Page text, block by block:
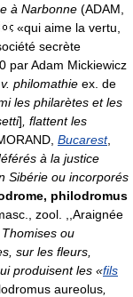
à Narbonne (ADAM,
«qui aime la vertu,
secrète
par Adam Mickiewicz
philomathie ex. de
les philarètes et les
] , flattent les
Bucarest,
à la justice
Sibérie ou incorporés
philodromus
zool. ,,Araignée
ou
sur les fleurs,
produisent les «fils
aureolus